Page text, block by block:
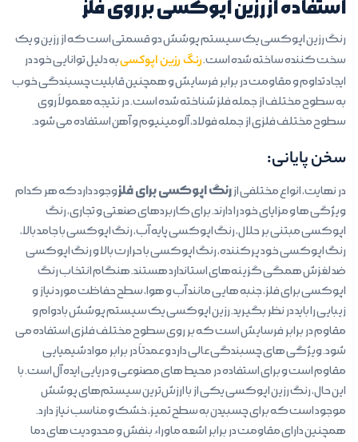
استفاده از رزین اپوکسی بر روی فلز
رنگ رزین اپوکسی یک سیستم پوشش دو قسمتی است که از رزین و یک
سخت کننده ساخته شده است.رنگ رزین اپوکسیبه دلیل توانایی خود در
ایجاد تداوم و مقاومت در برابر فرسایش و همچنین قابلیت چسبندگی خوب
به سطوح مختلف از جمله فلز شناخته شده است. در نتیجه معمولاً روی
سطوح مختلف فلزی از جمله فولاد، آلومینیوم و آهن استفاده می شود.
سخن پایانی:
در نهایت، انواع مختلفی ازرنگ اپوکسی برای فلزوجود دارد که هر کدام
ویژگی ها و مزایای خود را دارند. برای کاربردهای صنعتی و تجاری، رنگ
اپوکسی مبتنی بر حلال، رنگ اپوکسی پایه آب، رنگ اپوکسی با جامد بالا،
رنگ اپوکسی خود پرکننده، رنگ اپوکسی با حرارت بالا و رنگ اپوکسی
ضد لغزش همگی گزینه‌های استاندارد هستند. هنگام انتخاب رنگ
اپوکسی برای فلز، جنبه هایی مانند آب و هوا، سطح حفاظت مورد نیاز و
زیبایی را باید در نظر بگیرید. رزین اپوکسی یک سیستم پوشش بادوام و
مقاوم در برابر فرسایش است که بر روی سطوح مختلف فلزی استفاده می
شود. ویژگی های چسبندگی عالی دارد و عمدتاً در برابر مواد شیمیایی
مقاوم است و برای استفاده در محیط های مصنوعی و دریایی ایده آل است. با
این حال، رنگ رزین اپوکسی یکی از با ارزش‌ترین سیستم‌های پوشش
موجود است که برای چسبیدن به سطح تمیز، خشک و مناسب نیاز دارد.
همچنین دارای مقاومت در برابر اشعه ماوراء بنفش و محدودیت های دما